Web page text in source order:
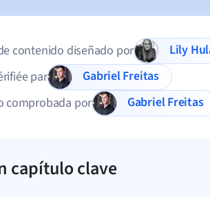
contenido diseñado por
Lily
par
Gabriel Freitas
comprobada por
Gabriel Freitas
capítulo clave